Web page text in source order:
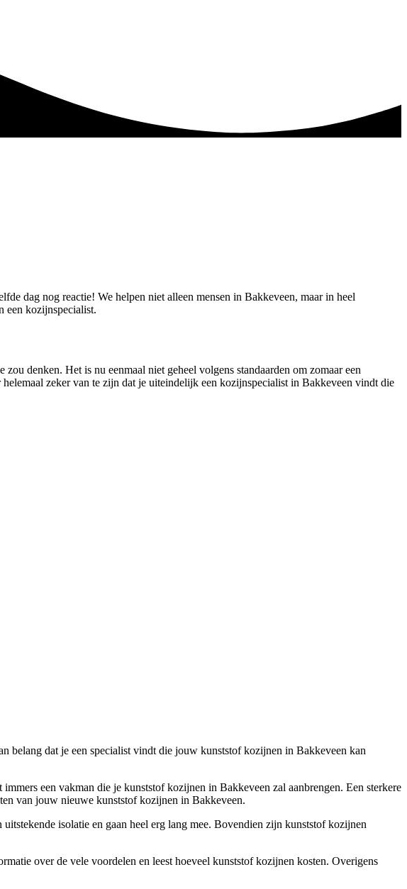
dag nog reactie! We helpen niet alleen mensen in Bakkeveen, maar in heel
een kozijnspecialist.
denken. Het is nu eenmaal niet geheel volgens standaarden om zomaar een
zeker van te zijn dat je uiteindelijk een kozijnspecialist in Bakkeveen vindt die
belang dat je een specialist vindt die jouw kunststof kozijnen in Bakkeveen kan
een vakman die je kunststof kozijnen in Bakkeveen zal aanbrengen. Een sterkere
van jouw nieuwe kunststof kozijnen in Bakkeveen.
isolatie en gaan heel erg lang mee. Bovendien zijn kunststof kozijnen
over de vele voordelen en leest hoeveel kunststof kozijnen kosten. Overigens